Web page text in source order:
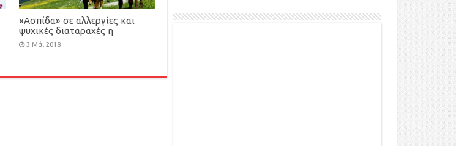
«Ασπίδα» σε αλλεργίες και
ψυχικές διαταραχές η
διαβίωση κοντά σε ζώα
3 Μάι 2018